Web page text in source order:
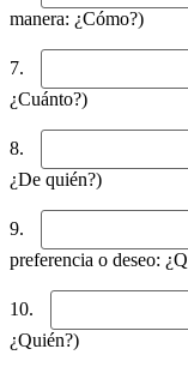
manera: ¿Cómo?)
7.
¿Cuánto?)
8.
¿De quién?)
9.
preferencia o deseo:
10.
¿Quién?)